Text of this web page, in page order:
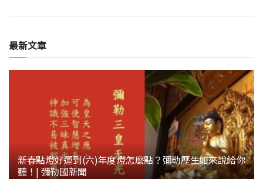
最新文章
新春點燈好運到(六)年度燈怎麼點？彌勒歷生如來說給你
聽！| 彌勒國新聞